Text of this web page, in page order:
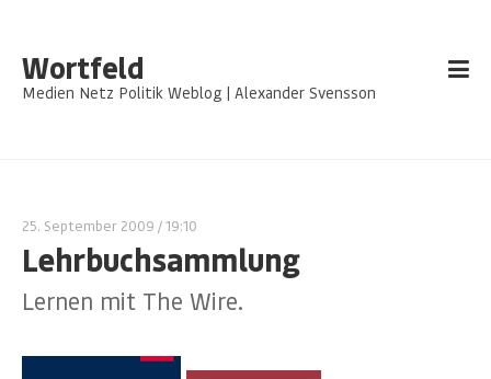
Wortfeld
Medien Netz Politik Weblog | Alexander Svensson
25. September 2009 / 19:10
Lehrbuchsammlung
Lernen mit The Wire.